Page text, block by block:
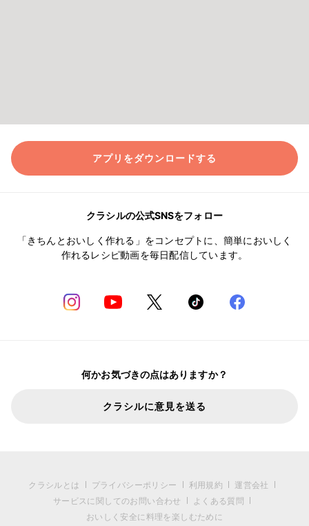
アプリをダウンロードする
クラシルの公式SNSをフォロー
「きちんとおいしく作れる」をコンセプトに、簡単においしく
作れるレシピ動画を毎日配信しています。
何かお気づきの点はありますか？
クラシルに意見を送る
クラシルとは プライバシーポリシー 利用規約
運営会社
サービスに関してのお問い合わせ
よくある質問
おいしく安全に料理を楽しむために